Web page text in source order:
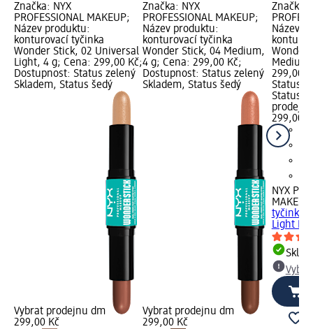
Značka: NYX
PROFESSIONAL MAKEUP;
Název produktu:
konturovací tyčinka
Wonder Stick, 02 Universal
Light, 4 g; Cena: 299,00 Kč;
Dostupnost: Status zelený
Skladem, Status šedý
Vybrat prodejnu dm
299,00 Kč
Značka: NYX
PROFESSIONAL MAKEUP;
Název produktu:
konturovací tyčinka
Wonder Stick, 04 Medium,
4 g; Cena: 299,00 Kč;
Dostupnost: Status zelený
Skladem, Status šedý
Vybrat prodejnu dm
299,00 Kč
Značka:
Název
Wonder
299,00
Status
Status
299,00
NYX
MAKEUP
tyčinka
Light